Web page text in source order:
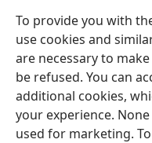
To provide you with
use cookies and
are necessary to
be refused. You can
additional cookies,
your experience.
used for marketing.
të
re)
JW Hub
(hap
dritare
të
re)
JW Library
Biblioteka Watchtower